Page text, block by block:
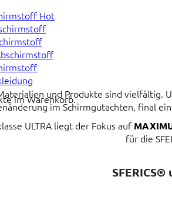
im Warenkorb.und Produkte sind vielfältig.
im Schirmgutachten, final
ULTRA liegt der Fokus auf
für die